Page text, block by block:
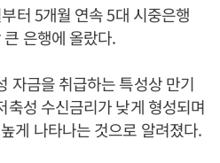
터 5개월 연속 5대 시중은행
은행에 올랐다.
자금을 취급하는 특성상 만기
축성 수신금리가 낮게 형성되며
게 나타나는 것으로 알려졌다.